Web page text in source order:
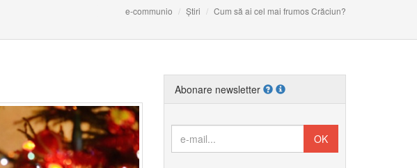
e-communio Știri Cum să ai cel mai frumos Crăciun?
Abonare newsletter